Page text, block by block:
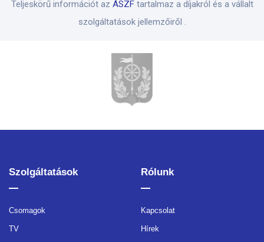
Teljeskörű információt az ÁSZFtartalmaz a díjakról és a vállalt
szolgáltatások jellemzőiről .
Szolgáltatások
Csomagok
TV
Rólunk
Kapcsolat
Hírek